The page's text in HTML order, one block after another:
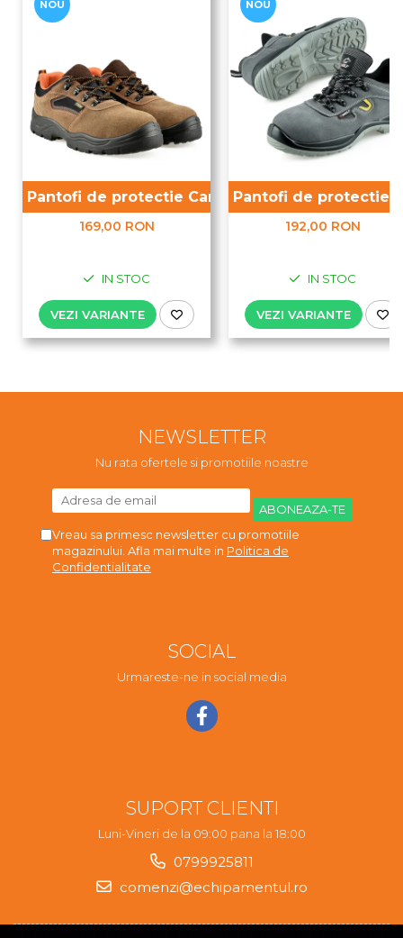
NOU
Pantofi de protectie Camel S1P
169,00 RON
IN STOC
VEZI VARIANTE
NOU
Pantofi de protectie
192,00 RON
IN STOC
VEZI VARIANTE
NEWSLETTER
Nu rata ofertele si promotiile noastre
Vreau sa primesc newsletter cu promotiile
magazinului. Afla mai multe in Politica de
Confidentialitate
SOCIAL
Urmareste-ne in social media
SUPORT CLIENTI
Luni-Vineri de la 09:00 pana la 18:00
0799925811
comenzi@echipamentul.ro